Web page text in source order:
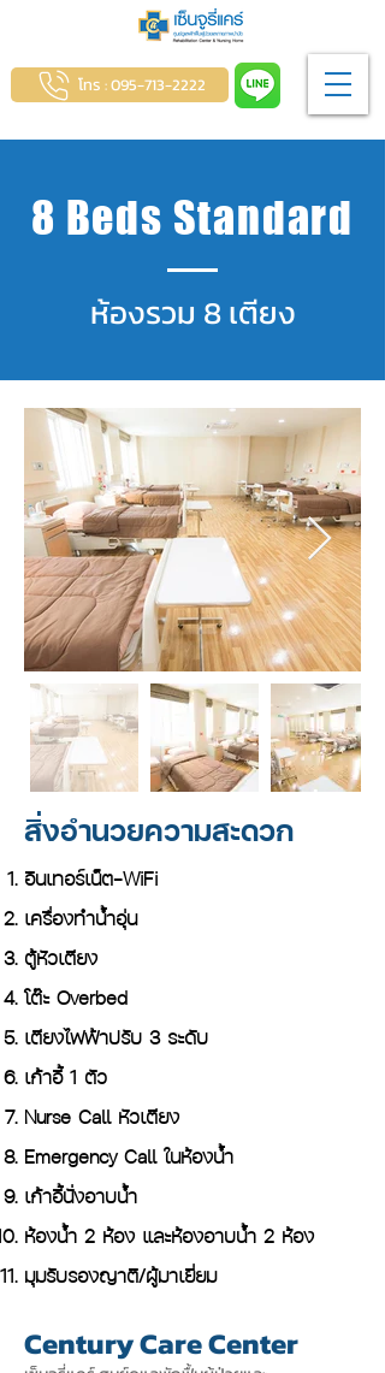
โทร : 095-713-2222
8 Beds Standard
ห้องรวม 8 เตียง
สิ่งอำนวยความสะดวก
อินเทอร์เน็ต-WiFi
เครื่องทำน้ำอุ่น
ตู้หัวเตียง
โต๊ะ Overbed
เตียงไฟฟ้าปรับ 3 ระดับ
เก้าอี้ 1 ตัว
Nurse Call หัวเตียง
Emergency Call ในห้องน้ำ
เก้าอี้นั่งอาบน้ำ
ห้องน้ำ 2 ห้อง และห้องอาบน้ำ 2 ห้อง
มุมรับรองญาติ/ผู้มาเยี่ยม
Century Care Center